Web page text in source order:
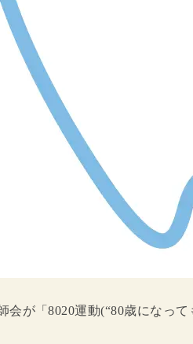
会が「8020運動(“80歳になっ